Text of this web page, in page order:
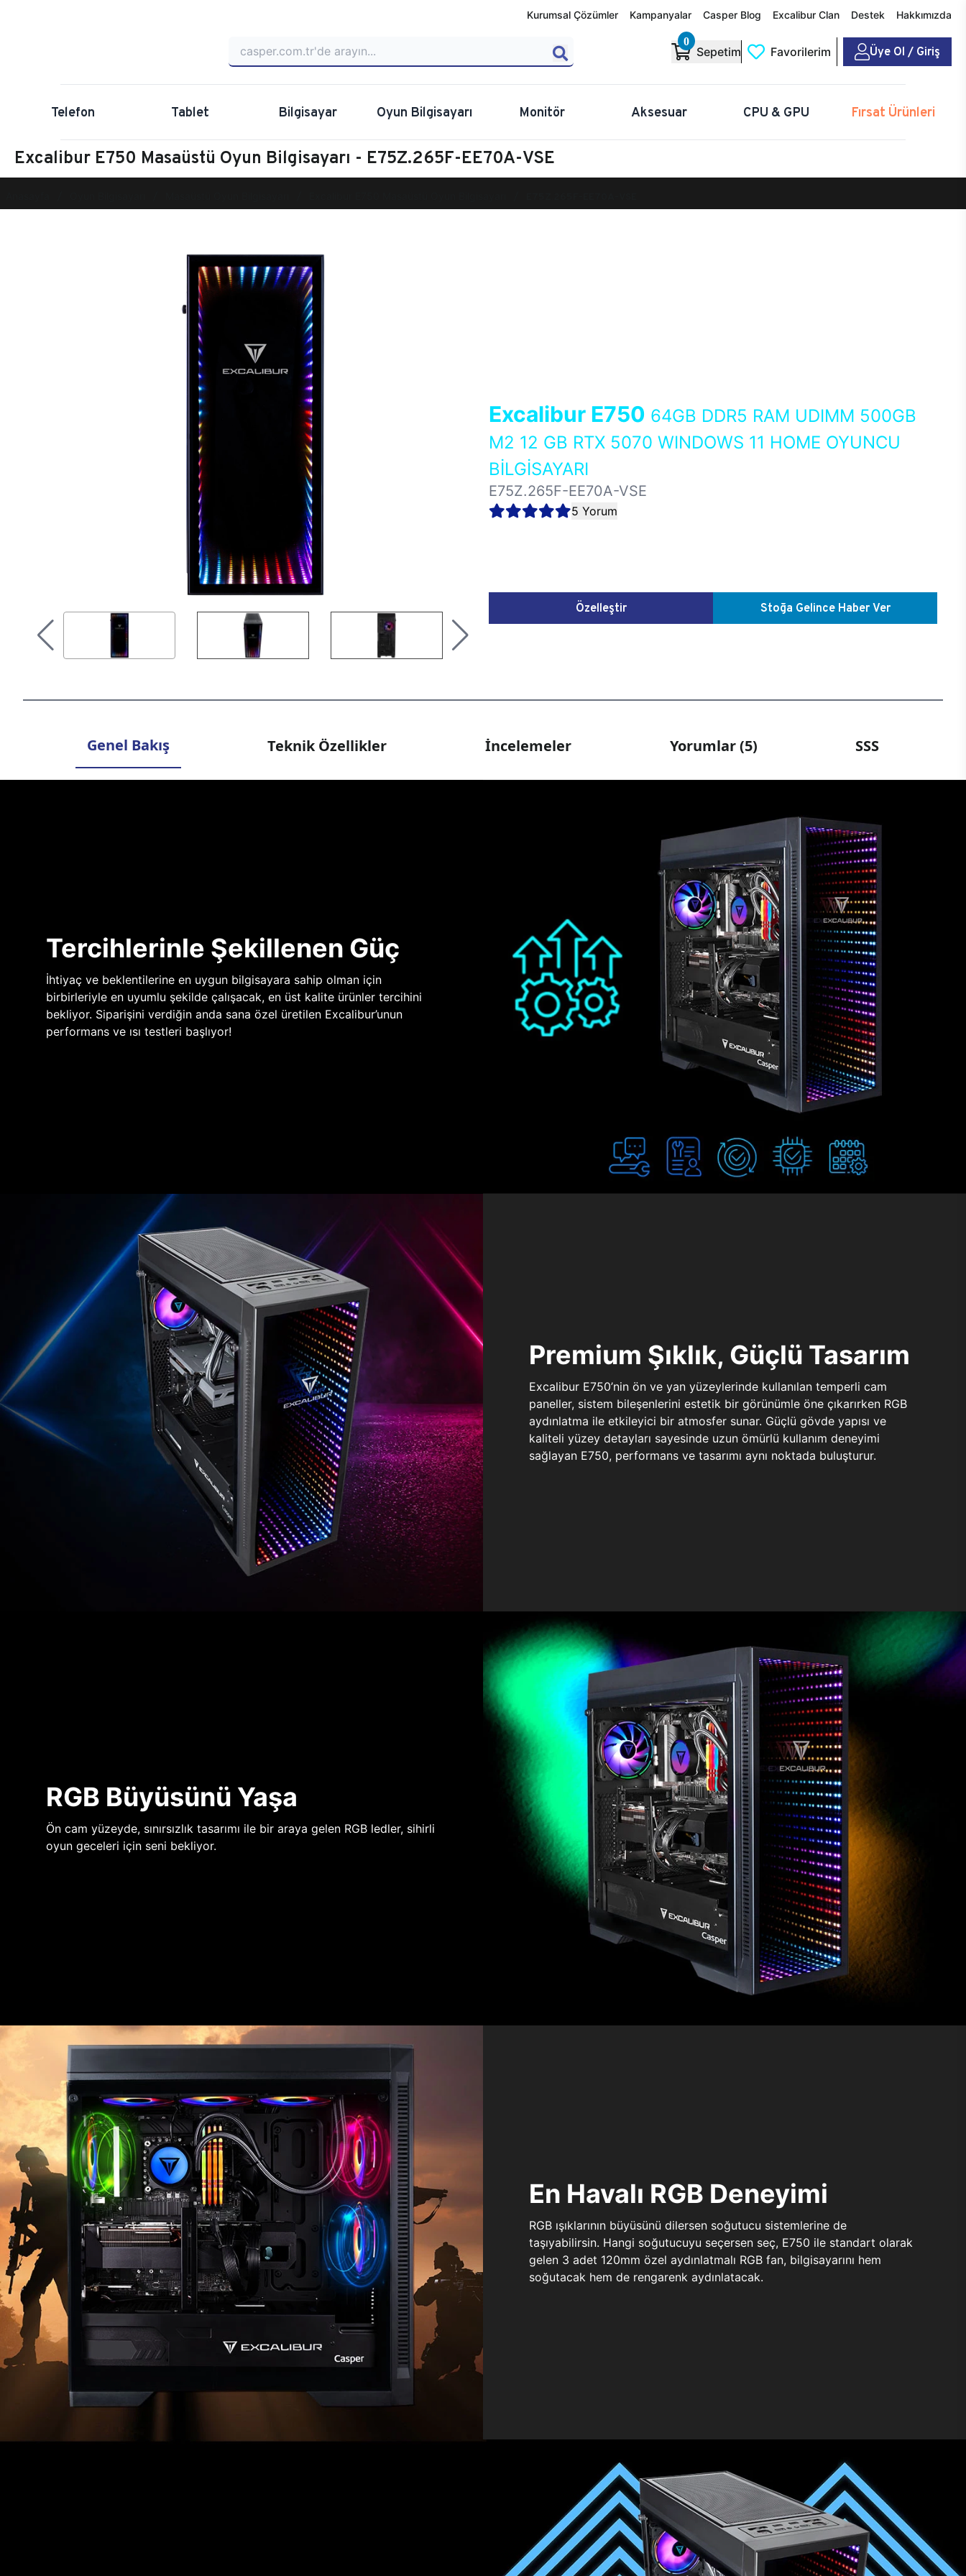
Kurumsal Çözümler Kampanyalar Casper Blog Excalibur Clan Destek Hakkımızda
0
Sepetim Favorilerim Üye Ol / Giriş
Telefon Tablet Bilgisayar Oyun Bilgisayarı Monitör Aksesuar CPU & GPU Fırsat Ürünleri
Excalibur E750 Masaüstü Oyun Bilgisayarı - E75Z.265F-EE70A-VSE
Excalibur E750 64GB DDR5 RAM UDIMM 500GB
M2 12 GB RTX 5070 WINDOWS 11 HOME OYUNCU
BİLGİSAYARI
E75Z.265F-EE70A-VSE
5 Yorum
Özelleştir Stoğa Gelince Haber Ver
Genel Bakış Teknik Özellikler İncelemeler Yorumlar (5) SSS
Tercihlerinle Şekillenen Güç
İhtiyaç ve beklentilerine en uygun bilgisayara sahip olman için
birbirleriyle en uyumlu şekilde çalışacak, en üst kalite ürünler tercihini
bekliyor. Siparişini verdiğin anda sana özel üretilen Excalibur’unun
performans ve ısı testleri başlıyor!
Premium Şıklık, Güçlü Tasarım
Excalibur E750’nin ön ve yan yüzeylerinde kullanılan temperli cam
paneller, sistem bileşenlerini estetik bir görünümle öne çıkarırken RGB
aydınlatma ile etkileyici bir atmosfer sunar. Güçlü gövde yapısı ve
kaliteli yüzey detayları sayesinde uzun ömürlü kullanım deneyimi
sağlayan E750, performans ve tasarımı aynı noktada buluşturur.
RGB Büyüsünü Yaşa
Ön cam yüzeyde, sınırsızlık tasarımı ile bir araya gelen RGB ledler, sihirli
oyun geceleri için seni bekliyor.
En Havalı RGB Deneyimi
RGB ışıklarının büyüsünü dilersen soğutucu sistemlerine de
taşıyabilirsin. Hangi soğutucuyu seçersen seç, E750 ile standart olarak
gelen 3 adet 120mm özel aydınlatmalı RGB fan, bilgisayarını hem
soğutacak hem de rengarenk aydınlatacak.